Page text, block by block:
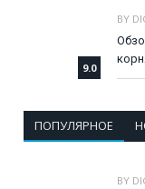
9.0
BY
ПОПУЛЯРНОЕ
BY